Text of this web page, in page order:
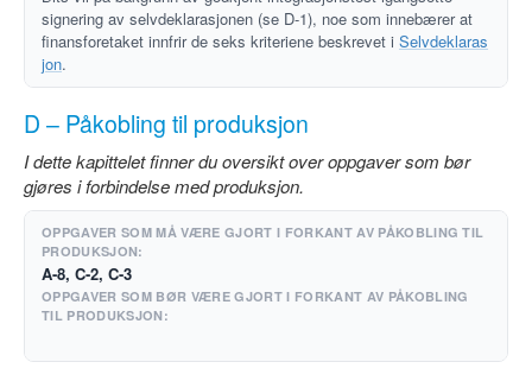
signering av selvdeklarasjonen (se D-1), noe som innebærer at
finansforetaket innfrir de seks kriteriene beskrevet i Selvdeklaras
jon.
D – Påkobling til produksjon
I dette kapittelet finner du oversikt over oppgaver som bør
gjøres i forbindelse med produksjon.
A-8, C-2, C-3